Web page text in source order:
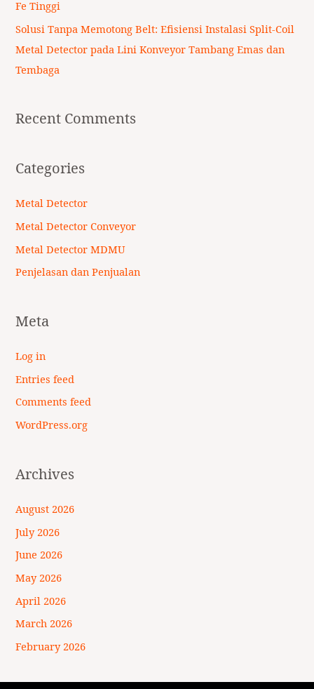
Fe Tinggi
Solusi Tanpa Memotong Belt: Efisiensi Instalasi Split-Coil
Metal Detector pada Lini Konveyor Tambang Emas dan
Tembaga
Recent Comments
Categories
Metal Detector
Metal Detector Conveyor
Metal Detector MDMU
Penjelasan dan Penjualan
Meta
Log in
Entries feed
Comments feed
WordPress.org
Archives
August 2026
July 2026
June 2026
May 2026
April 2026
March 2026
February 2026